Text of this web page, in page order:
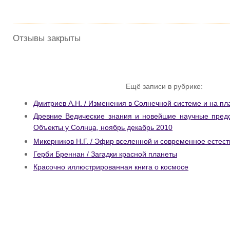
Отзывы закрыты
Ещё записи в рубрике:
Дмитриев А.Н. / Изменения в Солнечной системе и на
Древние Ведические знания и новейшие научные
Объекты у Солнца, ноябрь декабрь 2010
Микерников Н.Г. / Эфир вселенной и современное
Герби Бреннан / Загадки красной планеты
Красочно иллюстрированная книга о космосе